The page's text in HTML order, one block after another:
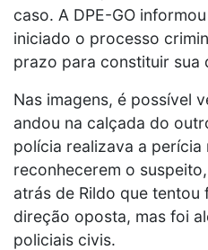
caso. A DPE-GO
iniciado o processo
prazo para constituir sua
Nas imagens, é possível
andou na calçada do
polícia realizava a
reconhecerem o
atrás de Rildo que tentou
direção oposta, mas foi
policiais civis.